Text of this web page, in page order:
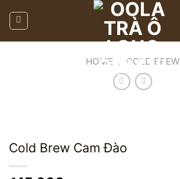
HOME / COLD BREW
Cold Brew Cam Đào